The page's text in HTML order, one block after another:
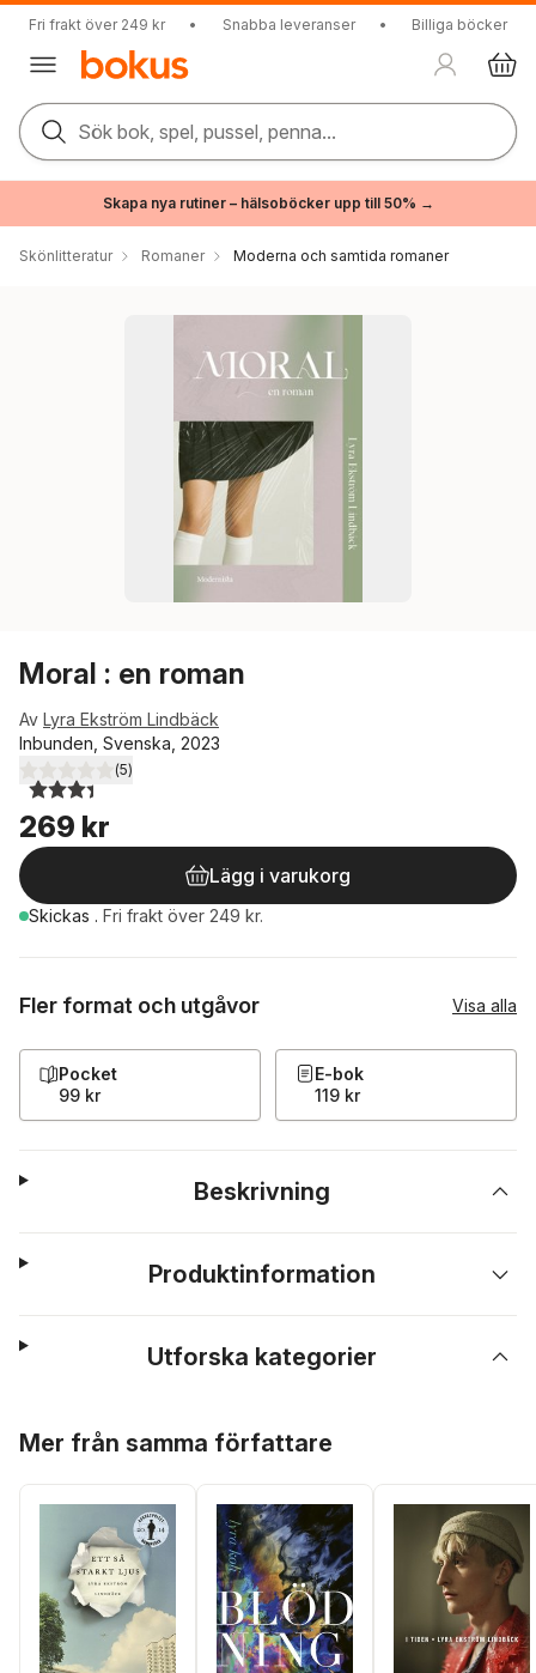
Fri frakt över 249 kr • Snabba leveranser • Billiga böcker
Sök bok, spel, pussel, penna...
Skapa nya rutiner – hälsoböcker upp till 50% →
Skönlitteratur Romaner Moderna och samtida romaner
Moral : en roman
Av Lyra Ekström Lindbäck
Inbunden, Svenska, 2023
3,4utav 5 stjärnor. Totalt antal röster:
(5)
269 kr
Lägg i varukorg
Skickas . Fri frakt över 249 kr.
Fler format och utgåvor Visa alla
Pocket
99 kr
E-bok
119 kr
Beskrivning
Produktinformation
Utforska kategorier
Mer från samma författare